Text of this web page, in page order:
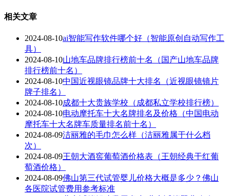
相关文章
2024-08-10ai智能写作软件哪个好（智能原创自动写作工
具）
2024-08-10山地车品牌排行榜前十名（国产山地车品牌
排行榜前十名）
2024-08-10中国近视眼镜品牌十大排名（近视眼镜镜片
牌子排名）
2024-08-10成都十大贵族学校（成都私立学校排行榜）
2024-08-10电动摩托车十大名牌排名及价格（中国电动
摩托车十大名牌车质量排名前十名）
2024-08-09洁丽雅的毛巾怎么样（洁丽雅属于什么档
次）
2024-08-09王朝大酒窖葡萄酒价格表（王朝经典干红葡
萄酒价格）
2024-08-09佛山第三代试管婴儿价格大概是多少？佛山
各医院试管费用参考标准